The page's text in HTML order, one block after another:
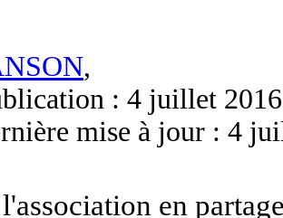
,
: 4 juillet
mise à jour : 4
en